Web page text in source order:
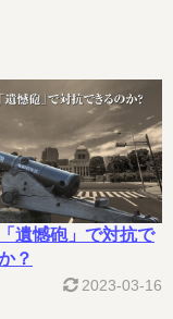
遺憾砲」で対抗で
？
2023-03-16